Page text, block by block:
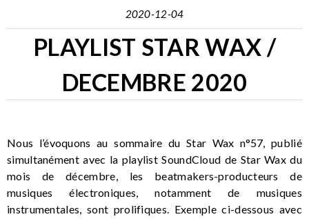
2020-12-04
PLAYLIST STAR WAX /
DECEMBRE 2020
Nous l’évoquons au sommaire du Star Wax n°57, publié
simultanément avec la playlist SoundCloud de Star Wax du
mois de décembre, les beatmakers-producteurs de
musiques électroniques, notamment de musiques
instrumentales, sont prolifiques. Exemple ci-dessous avec